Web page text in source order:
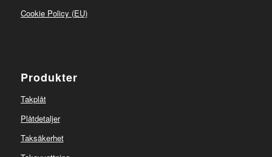
Cookie Policy (EU)
Produkter
Takplåt
Plåtdetaljer
Taksäkerhet